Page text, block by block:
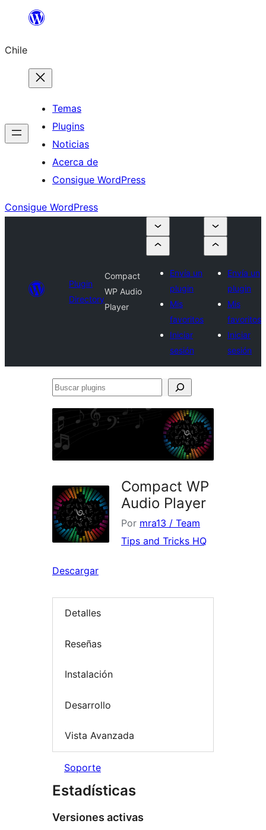
Saltar
contenido
Chile
Temas
Plugins
Noticias
Acerca de
Consigue WordPress
Consigue WordPress
Plugin
Directory
Compact
WP Audio
Player
Envía un
plugin
Mis
favoritos
Iniciar
sesión
Envía un
plugin
Mis
favoritos
Iniciar
sesión
Buscar
Compact WP
Audio Player
Por mra13 / Team
Tips and Tricks HQ
Descargar
Detalles
Reseñas
Instalación
Desarrollo
Vista Avanzada
Soporte
Estadísticas
Versiones activas